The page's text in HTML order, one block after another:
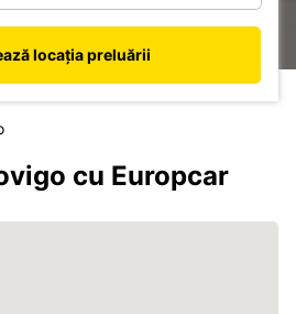
locația preluării
cu Europcar